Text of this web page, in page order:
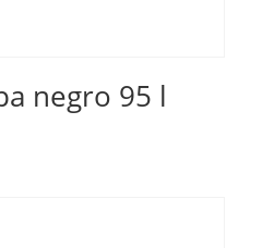
negro 95 l